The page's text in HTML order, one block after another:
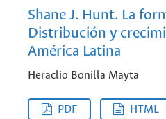
Shane J. Hunt. La
Distribución y
América Latina
Heraclio Bonilla Mayta
PDF HTML